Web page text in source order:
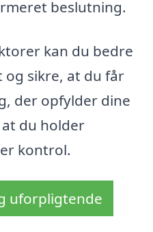
beslutning.
kan du bedre
sikre, at du får
der opfylder dine
du holder
kontrol.
uforpligtende